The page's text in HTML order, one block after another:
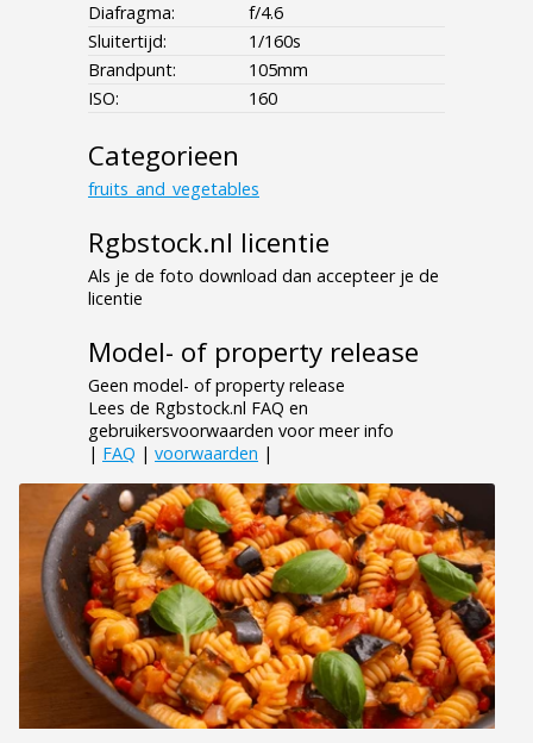
Diafragma:
f/4.6
Sluitertijd:
1/160s
Brandpunt:
105mm
ISO:
160
Categorieen
fruits_and_vegetables
Rgbstock.nl licentie
Als je de foto download dan accepteer je de
licentie
Model- of property release
Geen model- of property release
Lees de Rgbstock.nl FAQ en
gebruikersvoorwaarden voor meer info
| FAQ | voorwaarden |